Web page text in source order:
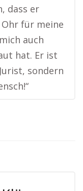
dass er
für meine
auch
hat. Er ist
sondern